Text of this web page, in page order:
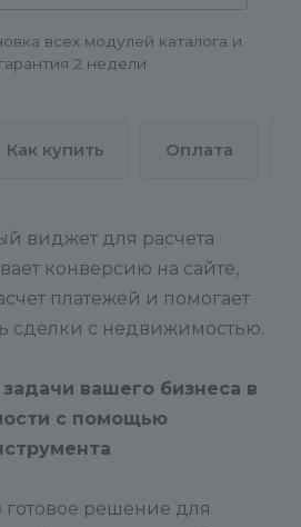
всех модулей каталога и
2 недели
Как купить Оплата
виджет для расчета
конверсию на сайте,
платежей и помогает
сделки с недвижимостью.
вашего бизнеса в
с помощью
решение для